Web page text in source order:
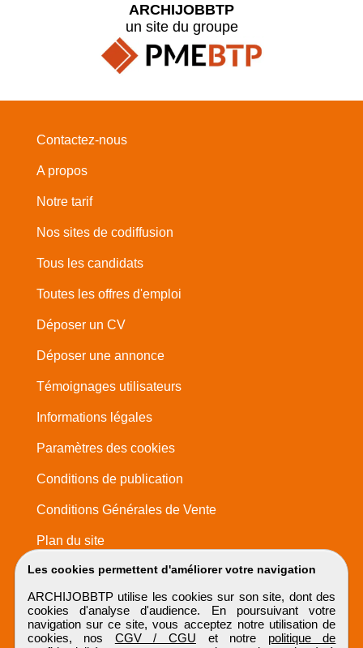
Les cookies permettent d'améliorer votre navigation
ARCHIJOBBTP utilise les cookies sur son site, dont des
cookies d'analyse d'audience. En poursuivant votre
navigation sur ce site, vous acceptez notre utilisation de
cookies, nos CGV / CGU et notre politique de
ARCHIJOBBTP
un site du groupe
Contactez-nous
A propos
Notre tarif
Nos sites de codiffusion
Tous les candidats
Toutes les offres d'emploi
Déposer un CV
Déposer une annonce
Témoignages utilisateurs
Informations légales
Paramètres des cookies
Conditions de publication
Conditions Générales de Vente
Plan du site